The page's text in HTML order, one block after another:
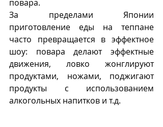
повара.
За пределами Японии
приготовление еды на теппане
часто превращается в эффектное
шоу: повара делают эффектные
движения, ловко жонглируют
продуктами, ножами, поджигают
продукты с использованием
алкогольных напитков и т.д.